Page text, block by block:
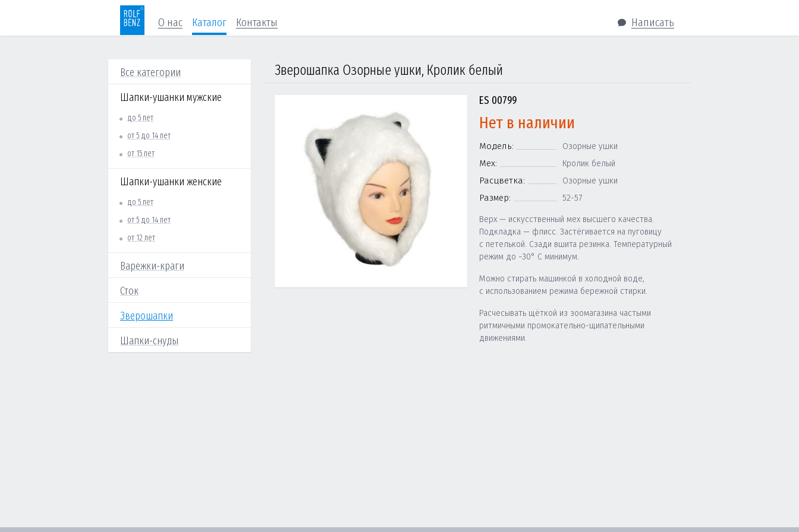
О нас Каталог Контакты Написать
Все категории
Шапки-ушанки мужские
до 5 лет
от 5 до 14 лет
от 15 лет
Шапки-ушанки женские
до 5 лет
от 5 до 14 лет
от 12 лет
Варежки-краги
Сток
Зверошапки
Шапки-снуды
Зверошапка Озорные ушки, Кролик белый
ES 00799
Нет в наличии
Модель: Озорные ушки
Мех: Кролик белый
Расцветка: Озорные ушки
Размер: 52-57
Верх — искусственный мех высшего качества.
Подкладка — флисс. Застёгивается на пуговицу
с петелькой. Сзади вшита резинка. Температурный
режим до −30° C минимум.
Можно стирать машинкой в холодной воде,
с использованием режима бережной стирки.
Расчесывать щёткой из зоомагазина частыми
ритмичными промокательно-щипательными
движениями.